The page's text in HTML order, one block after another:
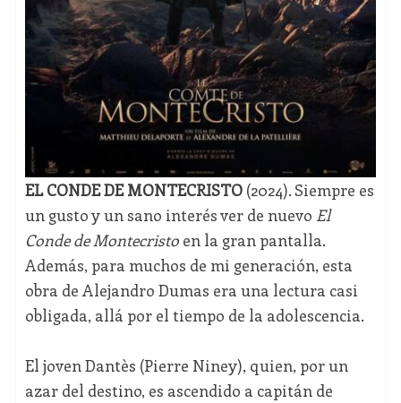
EL CONDE DE MONTECRISTO(2024). Siempre es
un gusto y un sano interés ver de nuevo El
Conde de Montecristoen la gran pantalla.
Además, para muchos de mi generación, esta
obra de Alejandro Dumas era una lectura casi
obligada, allá por el tiempo de la adolescencia.
El joven Dantès (Pierre Niney), quien, por un
azar del destino, es ascendido a capitán de